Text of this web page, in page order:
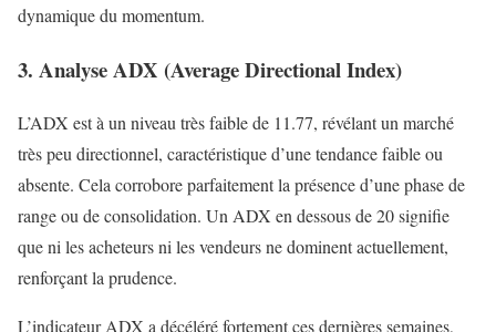
dynamique du momentum.
3. Analyse ADX (Average Directional Index)
L’ADX est à un niveau très faible de 11.77, révélant un marché
très peu directionnel, caractéristique d’une tendance faible ou
absente. Cela corrobore parfaitement la présence d’une phase de
range ou de consolidation. Un ADX en dessous de 20 signifie
que ni les acheteurs ni les vendeurs ne dominent actuellement,
renforçant la prudence.
L’indicateur ADX a décéléré fortement ces dernières semaines,